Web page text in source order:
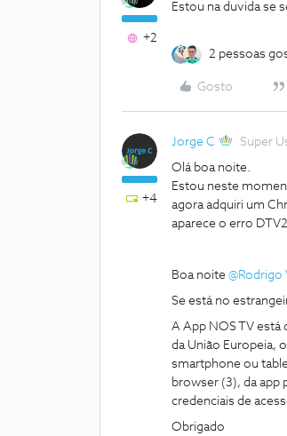
+2
Estou na duvida se
2 pessoas
Gosto
+4
Jorge C Super
Olá boa noite.
Estou neste
agora adquiri um
aparece o erro
Boa noite @Rodrigo
Se está no
A App NOS TV está
da União Europeia,
smartphone ou
browser (3), da app
credenciais de
Obrigado